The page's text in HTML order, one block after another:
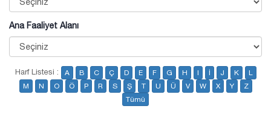
Ana Faaliyet Alanı
Harf Listesi : A B C Ç D E F G H I İ J K
L
M
N O Ö P R S Ş T U Ü V W X Y
Z
Tümü